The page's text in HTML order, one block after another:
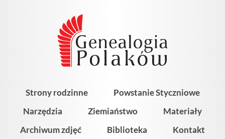
Strony rodzinne
Powstanie Styczniowe
Narzędzia
Ziemiaństwo
Materiały
Archiwum zdjęć
Biblioteka Kontakt